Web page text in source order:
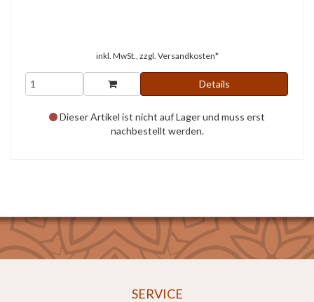
inkl. MwSt., zzgl. Versandkosten*
Details
Dieser Artikel ist nicht auf Lager und muss erst
nachbestellt werden.
SERVICE